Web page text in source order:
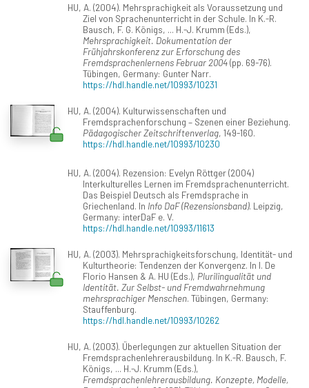
HU, A. (2004). Mehrsprachigkeit als Voraussetzung und
Ziel von Sprachenunterricht in der Schule. In K.-R.
Bausch, F. G. Königs, ... H.-J. Krumm (Eds.),
Mehrsprachigkeit. Dokumentation der
Frühjahrskonferenz zur Erforschung des
Fremdsprachenlernens Februar 2004(pp. 69-76).
Tübingen, Germany: Gunter Narr.
https://hdl.handle.net/10993/10231
HU, A. (2004). Kulturwissenschaften und
Fremdsprachenforschung – Szenen einer Beziehung.
Pädagogischer Zeitschriftenverlag, 149-160.
https://hdl.handle.net/10993/10230
HU, A. (2004). Rezension: Evelyn Röttger (2004)
Interkulturelles Lernen im Fremdsprachenunterricht.
Das Beispiel Deutsch als Fremdsprache in
Griechenland. In Info DaF (Rezensionsband). Leipzig,
Germany: interDaF e. V.
https://hdl.handle.net/10993/11613
HU, A. (2003). Mehrsprachigkeitsforschung, Identität- und
Kulturtheorie: Tendenzen der Konvergenz. In I. De
Florio Hansen & A. HU (Eds.), Plurilingualität und
Identität. Zur Selbst- und Fremdwahrnehmung
mehrsprachiger Menschen. Tübingen, Germany:
Stauffenburg.
https://hdl.handle.net/10993/10262
HU, A. (2003). Überlegungen zur aktuellen Situation der
Fremdsprachenlehrerausbildung. In K.-R. Bausch, F.
Königs, ... H.-J. Krumm (Eds.),
Fremdsprachenlehrerausbildung. Konzepte, Modelle,